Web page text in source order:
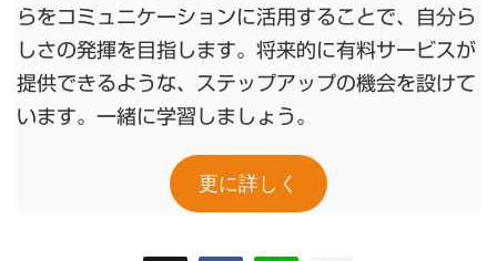
らをコミュニケーションに活用することで、自分ら
しさの発揮を目指します。将来的に有料サービスが
提供できるような、ステップアップの機会を設けて
います。一緒に学習しましょう。
更に詳しく